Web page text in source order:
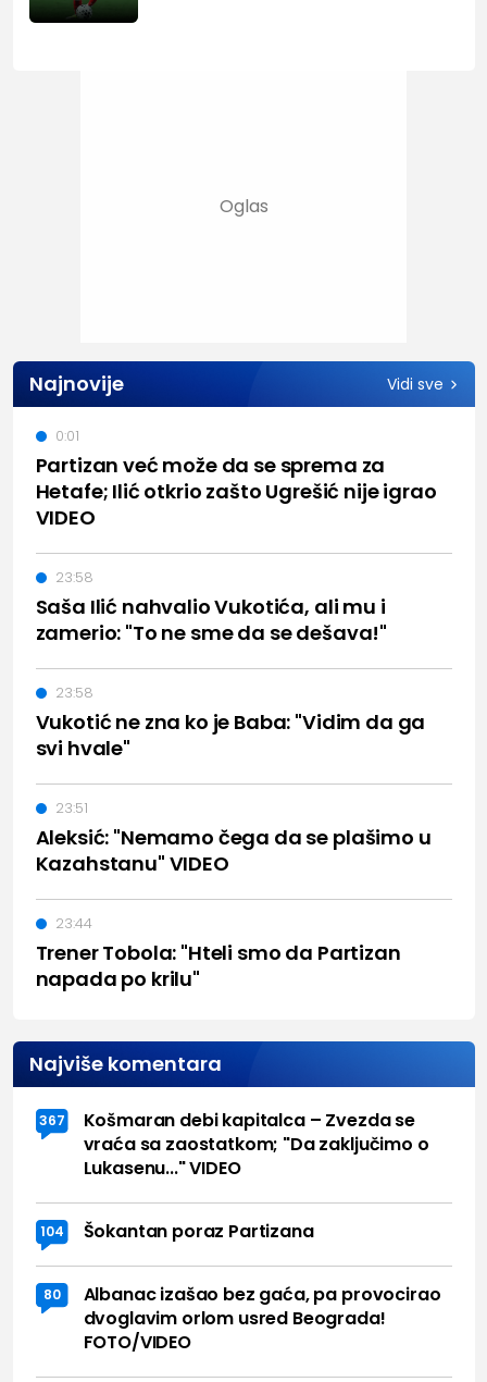
Najnovije Vidi sve
Partizan već može da se sprema za
Hetafe; Ilić otkrio zašto Ugrešić nije igrao
VIDEO
0:01
Saša Ilić nahvalio Vukotića, ali mu i
zamerio: "To ne sme da se dešava!"
23:58
Vukotić ne zna ko je Baba: "Vidim da ga
svi hvale"
23:58
Aleksić: "Nemamo čega da se plašimo u
Kazahstanu" VIDEO
23:51
Trener Tobola: "Hteli smo da Partizan
napada po krilu"
23:44
Najviše komentara
367
Košmaran debi kapitalca – Zvezda se
vraća sa zaostatkom; "Da zaključimo o
Lukasenu..." VIDEO
104 Šokantan poraz Partizana
80
Albanac izašao bez gaća, pa provocirao
dvoglavim orlom usred Beograda!
FOTO/VIDEO